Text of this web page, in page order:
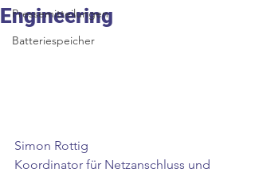
Pressemitteilungen
Batteriespeicher
Engineering
Simon Rottig
Koordinator für Netzanschluss und